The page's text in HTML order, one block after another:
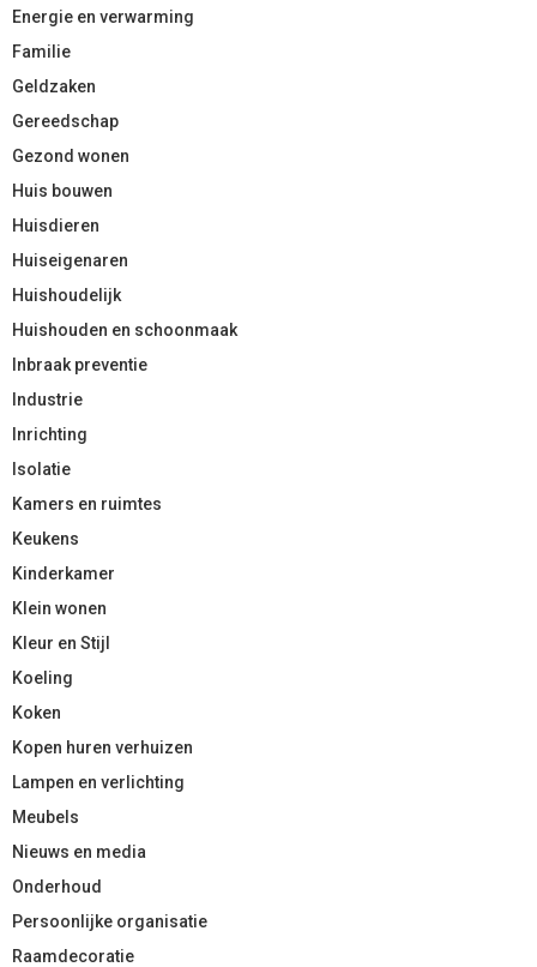
Energie en verwarming
Familie
Geldzaken
Gereedschap
Gezond wonen
Huis bouwen
Huisdieren
Huiseigenaren
Huishoudelijk
Huishouden en schoonmaak
Inbraak preventie
Industrie
Inrichting
Isolatie
Kamers en ruimtes
Keukens
Kinderkamer
Klein wonen
Kleur en Stijl
Koeling
Koken
Kopen huren verhuizen
Lampen en verlichting
Meubels
Nieuws en media
Onderhoud
Persoonlijke organisatie
Raamdecoratie